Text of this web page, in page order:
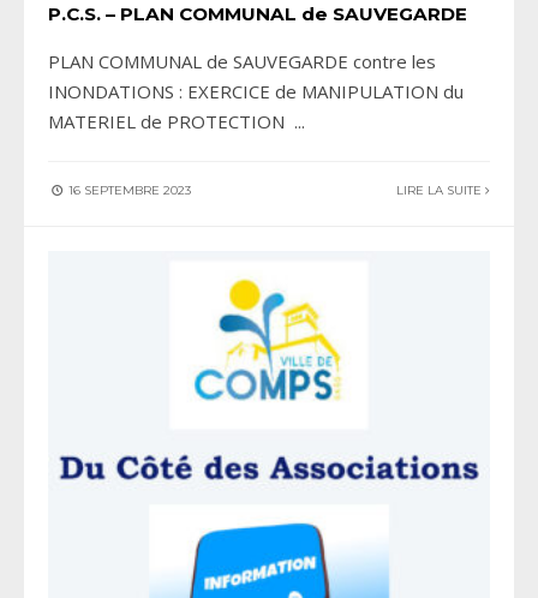
P.C.S. – PLAN COMMUNAL de SAUVEGARDE
PLAN COMMUNAL de SAUVEGARDE contre les
INONDATIONS : EXERCICE de MANIPULATION du
MATERIEL de PROTECTION ...
16 SEPTEMBRE 2023 LIRE LA SUITE